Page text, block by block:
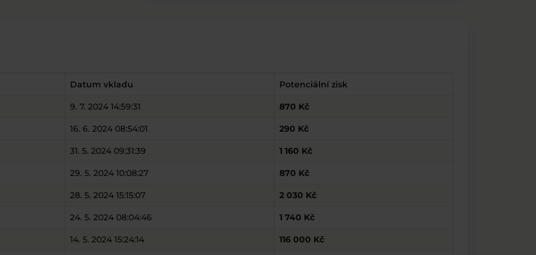
Datum vkladu Potenciální zisk
9. 7. 2024 14:59:31 870 Kč
16. 6. 2024 08:54:01 290 Kč
31. 5. 2024 09:31:39 1 160 Kč
29. 5. 2024 10:08:27 870 Kč
28. 5. 2024 15:15:07 2 030 Kč
24. 5. 2024 08:04:46 1 740 Kč
14. 5. 2024 15:24:14 116 000 Kč